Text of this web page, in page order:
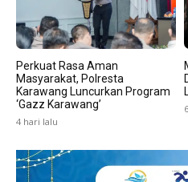
Perkuat Rasa Aman
Masyarakat, Polresta
Karawang Luncurkan Program
‘Gazz Karawang’
4 hari lalu